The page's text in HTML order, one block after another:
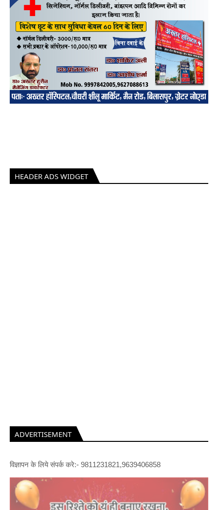
HEADER ADS WIDGET
ADVERTISEMENT
विज्ञापन के लिये संपर्क करे:- 9811231821,9639406858